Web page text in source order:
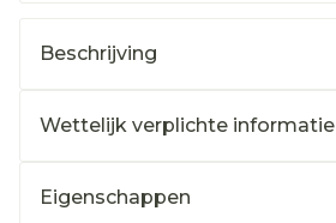
Beschrijving
Wettelijk verplichte informatie
Eigenschappen